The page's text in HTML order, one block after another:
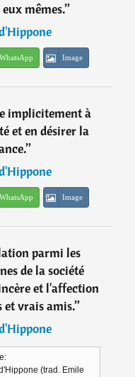
mêmes.”
WhatsApp Image
implicitement à
et en désirer la
”
WhatsApp Image
parmi les
de la société
et l'affection
et vrais amis.”
(trad. Emile